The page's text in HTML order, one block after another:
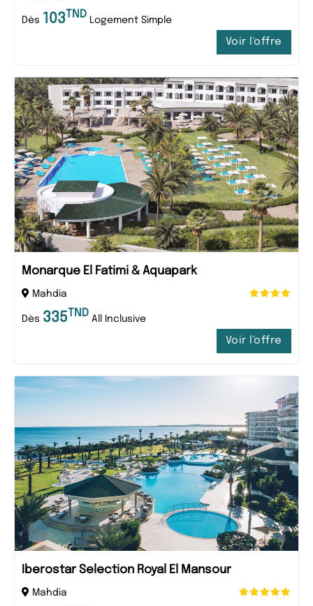
Dès 103 TND Logement Simple
Voir l'offre
Monarque El Fatimi & Aquapark
Mahdia
Dès 335 TND All Inclusive
Voir l'offre
Iberostar Selection Royal El Mansour
Mahdia